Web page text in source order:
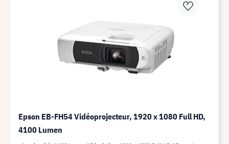
Epson EB-FH54 Vidéoprojecteur, 1920 x 1080 Full HD,
4100 Lumen